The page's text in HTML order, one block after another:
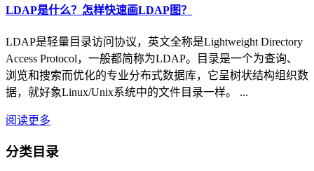
LDAP是什么？怎样快速画LDAP图？
LDAP是轻量目录访问协议，英文全称是Lightweight Directory
Access Protocol，一般都简称为LDAP。目录是一个为查询、
浏览和搜索而优化的专业分布式数据库，它呈树状结构组织数
据，就好象Linux/Unix系统中的文件目录一样。 ...
阅读更多
分类目录